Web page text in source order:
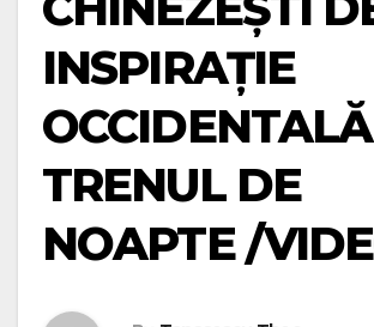
INSPIRAȚIE
TRENUL DE
NOAPTE /